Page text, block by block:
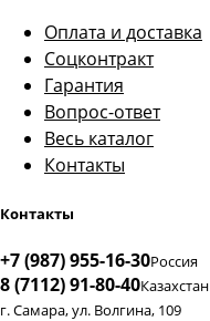
Оплата и доставка
Соцконтракт
Гарантия
Вопрос-ответ
Весь каталог
Контакты
Контакты
+7 (987) 955-16-30Россия
8 (7112) 91-80-40Казахстан
г. Самара, ул. Волгина, 109